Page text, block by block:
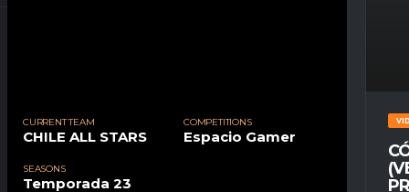
CURRENT TEAM
CHILE ALL STARS
COMPETITIONS
Espacio Gamer
SEASONS
Temporada 23